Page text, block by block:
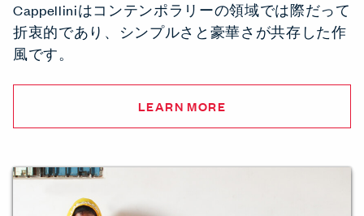
Cappelliniはコンテンポラリーの領域では際だって
折衷的であり、シンプルさと豪華さが共存した作
風です。
LEARN MORE